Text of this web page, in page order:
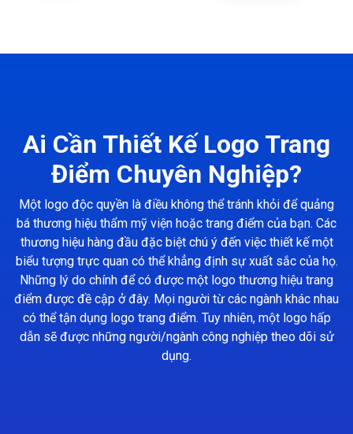
Ai Cần Thiết Kế Logo Trang
Điểm Chuyên Nghiệp?
Một logo độc quyền là điều không thể tránh khỏi để quảng
bá thương hiệu thẩm mỹ viện hoặc trang điểm của bạn. Các
thương hiệu hàng đầu đặc biệt chú ý đến việc thiết kế một
biểu tượng trực quan có thể khẳng định sự xuất sắc của họ.
Những lý do chính để có được một logo thương hiệu trang
điểm được đề cập ở đây. Mọi người từ các ngành khác nhau
có thể tận dụng logo trang điểm. Tuy nhiên, một logo hấp
dẫn sẽ được những người/ngành công nghiệp theo dõi sử
dụng.